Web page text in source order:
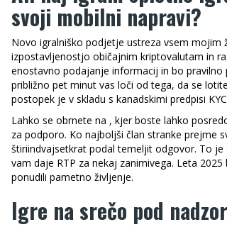
svoji mobilni napravi?
Novo igralniško podjetje ustreza vsem mojim
izpostavljenostjo običajnim kriptovalutam in
enostavno podajanje informacij in bo
približno pet minut vas loči od tega, da se
postopek je v skladu s kanadskimi predpisi
Lahko se obrnete na , kjer boste lahko
za podporo. Ko najboljši član stranke prejme
štiriindvajsetkrat podal temeljit odgovor. To
vam daje RTP za nekaj zanimivega. Leta
ponudili pametno življenje.
Igre na srečo pod